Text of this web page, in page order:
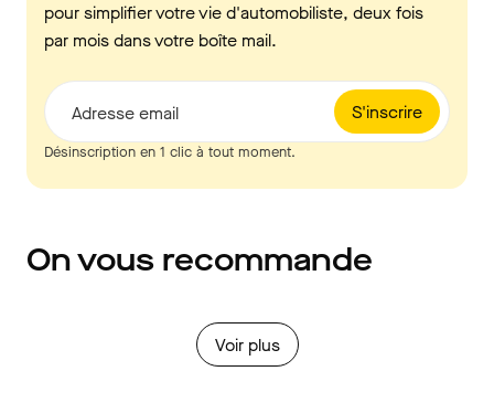
pour simplifier votre vie d'automobiliste, deux fois
par mois dans votre boîte mail.
S'inscrire
Adresse email
Désinscription en 1 clic à tout moment.
On vous recommande
Voir plus